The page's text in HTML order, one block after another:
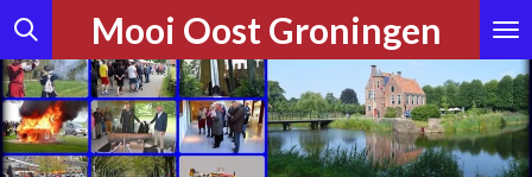
Ga
direct
naar
de
hoofdinhoud
Mooi Oost Groningen